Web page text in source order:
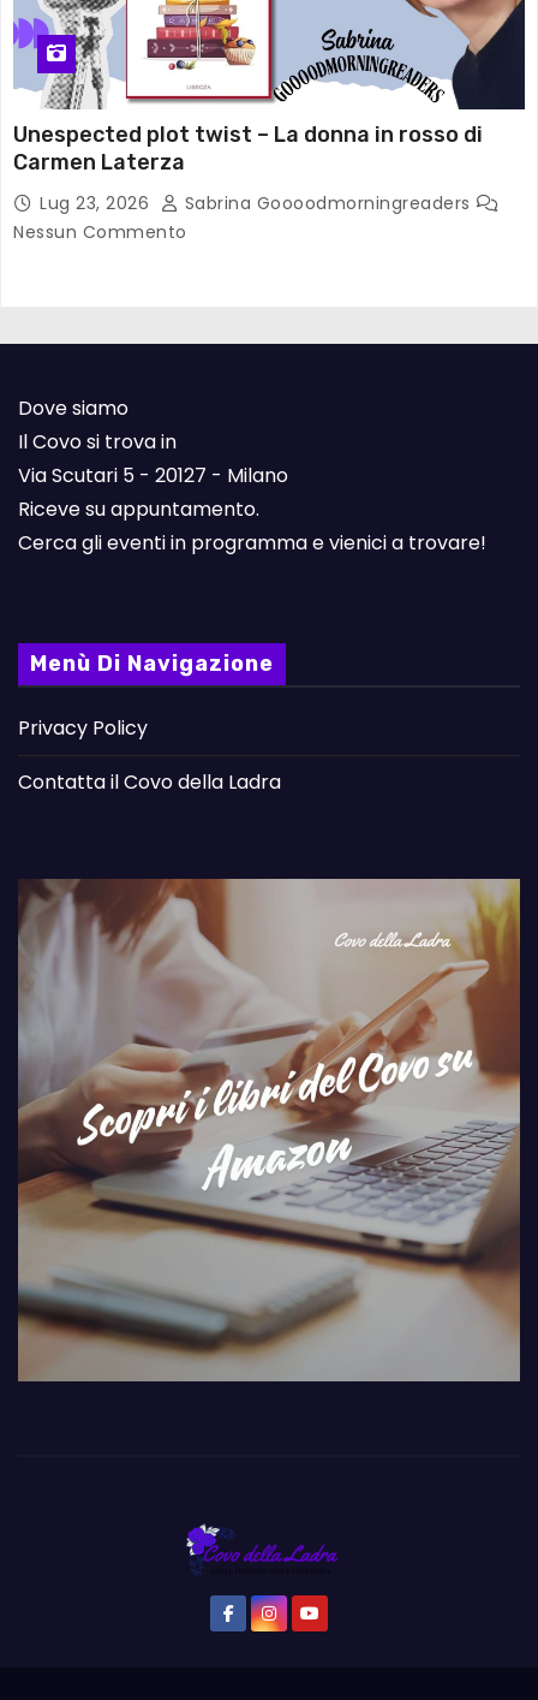
Unespected plot twist – La donna in rosso di
Carmen Laterza
Lug 23, 2026
Sabrina Goooodmorningreaders
Nessun Commento
Dove siamo
Il Covo si trova in
Via Scutari 5 - 20127 - Milano
Riceve su appuntamento.
Cerca gli eventi in programma e vienici a trovare!
Menù Di Navigazione
Privacy Policy
Contatta il Covo della Ladra